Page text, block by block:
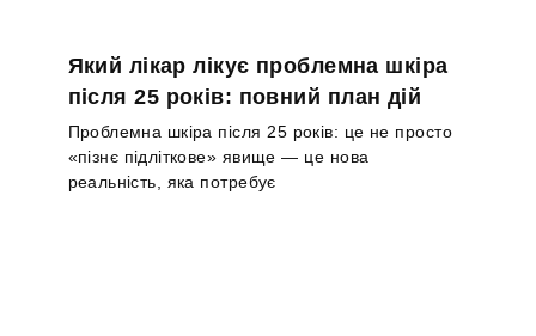
Який лікар лікує проблемна шкіра
після 25 років: повний план дій
Проблемна шкіра після 25 років: це не просто
«пізнє підліткове» явище — це нова
реальність, яка потребує